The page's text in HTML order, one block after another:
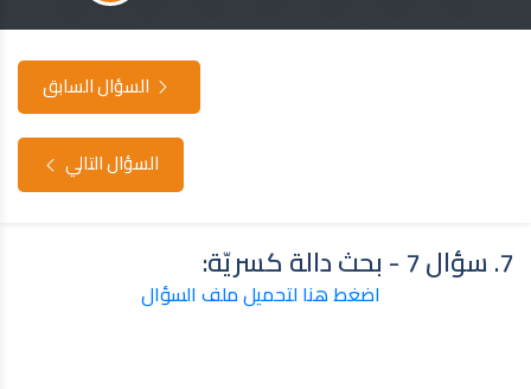
السؤال السابق
السؤال التالي
7. سؤال 7 - بحث دالة كسريّة:
اضغط هنا لتحميل ملف السؤال